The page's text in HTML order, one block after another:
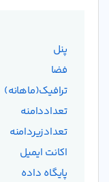
پنل
فضا
ترافیک(ماهانه)
تعداددامنه
تعدادزیردامنه
اکانت ایمیل
پایگاه داده